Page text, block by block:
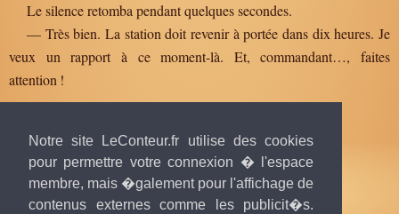
Notre site LeConteur.fr utilise des cookies
pour permettre votre connexion � l'espace
membre, mais �galement pour l'affichage de
contenus externes comme les publicit�s.
Le silence retomba pendant quelques secondes.
— Très bien. La station doit revenir à portée dans dix heures. Je
veux un rapport à ce moment-là. Et, commandant…, faites
attention !